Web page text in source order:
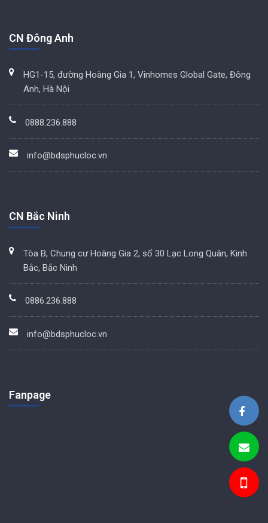
CN Đông Anh
HG1-15, đường Hoàng Gia 1, Vinhomes Global Gate, Đông
Anh, Hà Nội
0888.236.888
info@bdsphucloc.vn
CN Bắc Ninh
Tòa B, Chung cư Hoàng Gia 2, số 30 Lạc Long Quân, Kinh
Bắc, Bắc Ninh
0886.236.888
info@bdsphucloc.vn
Fanpage